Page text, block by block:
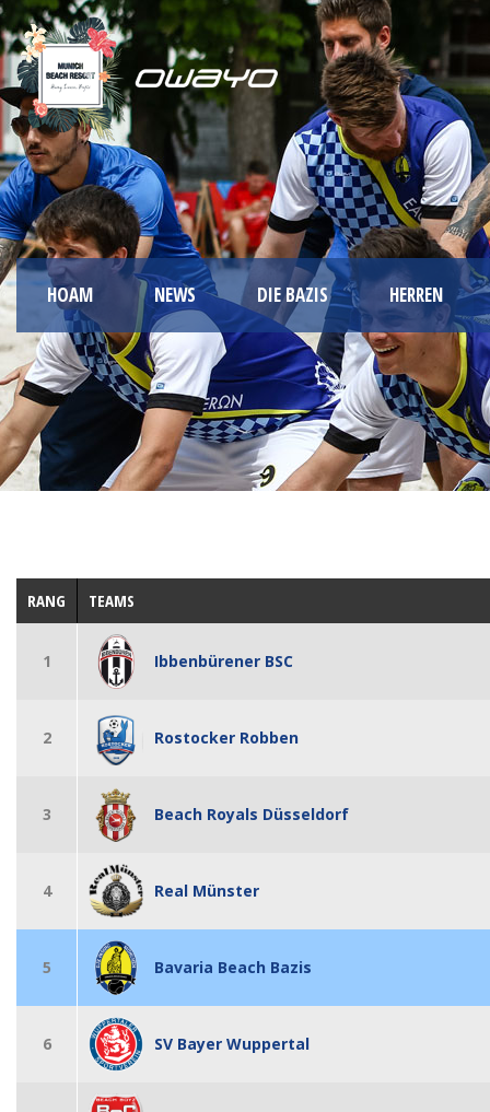
HOAM NEWS DIE BAZIS HERREN
RANG TEAMS
1 Ibbenbürener BSC
2 Rostocker Robben
3 Beach Royals Düsseldorf
4 Real Münster
5 Bavaria Beach Bazis
6 SV Bayer Wuppertal